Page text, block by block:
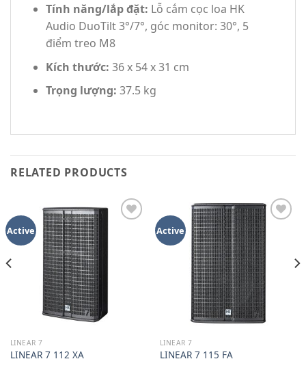
Tính năng/lắp đặt: Lỗ cắm cọc loa HK
Audio DuoTilt 3°/7°, góc monitor: 30°, 5
điểm treo M8
Kích thước: 36 x 54 x 31 cm
Trọng lượng: 37.5 kg
RELATED PRODUCTS
Active
LINEAR 7
LINEAR 7 112 XA
Active
Add to
wishlist
LINEAR 7
LINEAR 7 115 FA